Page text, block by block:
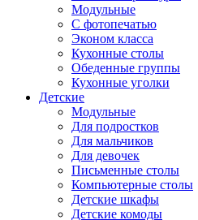
Модульные
С фотопечатью
Эконом класса
Кухонные столы
Обеденные группы
Кухонные уголки
Детские
Модульные
Для подростков
Для мальчиков
Для девочек
Письменные столы
Компьютерные столы
Детские шкафы
Детские комоды